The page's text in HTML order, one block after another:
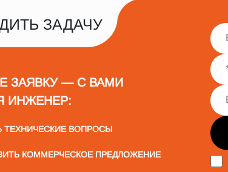
ЗАДАЧУ
ЗАЯВКУ — С ВАМИ
ИНЖЕНЕР:
ТЕХНИЧЕСКИЕ ВОПРОСЫ
КОММЕРЧЕСКОЕ ПРЕДЛОЖЕНИЕ